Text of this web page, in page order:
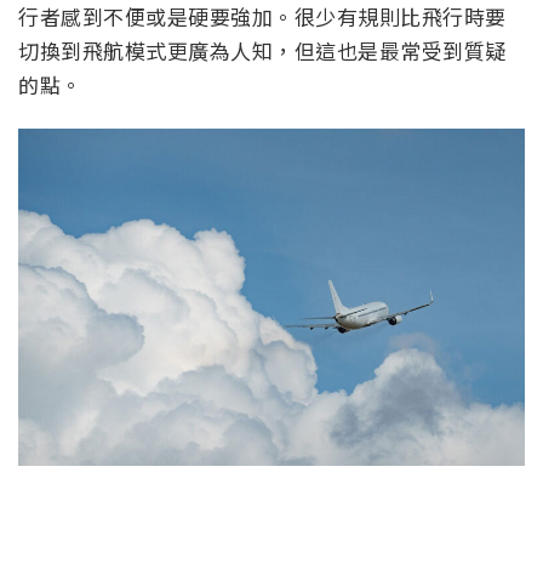
行者感到不便或是硬要強加。很少有規則比飛行時要
切換到飛航模式更廣為人知，但這也是最常受到質疑
的點。